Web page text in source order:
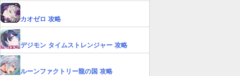
カオゼロ 攻略
デジモン タイムストレンジャー 攻略
ルーンファクトリー龍の国 攻略